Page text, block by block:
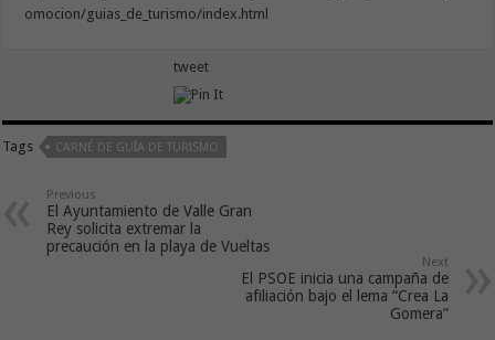
omocion/guias_de_turismo/index.html
tweet
Tags CARNÉ DE GUÍA DE TURISMO
Previous
El Ayuntamiento de Valle Gran
Rey solicita extremar la
precaución en la playa de Vueltas
Next
El PSOE inicia una campaña de
afiliación bajo el lema “Crea La
Gomera”